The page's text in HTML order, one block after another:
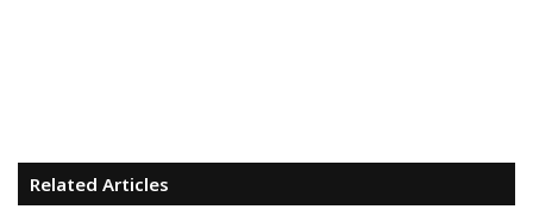
Related Articles